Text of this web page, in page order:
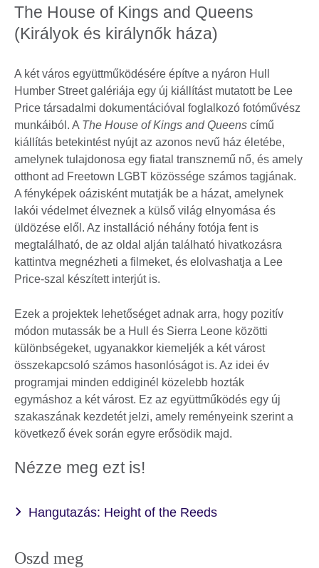
The House of Kings and Queens
(Királyok és királynők háza)
A két város együttműködésére építve a nyáron Hull
Humber Street galériája egy új kiállítást mutatott be Lee
Price társadalmi dokumentációval foglalkozó fotóművész
munkáiból. A The House of Kings and Queens című
kiállítás betekintést nyújt az azonos nevű ház életébe,
amelynek tulajdonosa egy fiatal transznemű nő, és amely
otthont ad Freetown LGBT közössége számos tagjának.
A fényképek oázisként mutatják be a házat, amelynek
lakói védelmet élveznek a külső világ elnyomása és
üldözése elől. Az installáció néhány fotója fent is
megtalálható, de az oldal alján található hivatkozásra
kattintva megnézheti a filmeket, és elolvashatja a Lee
Price-szal készített interjút is.
Ezek a projektek lehetőséget adnak arra, hogy pozitív
módon mutassák be a Hull és Sierra Leone közötti
különbségeket, ugyanakkor kiemeljék a két várost
összekapcsoló számos hasonlóságot is. Az idei év
programjai minden eddiginél közelebb hozták
egymáshoz a két várost. Ez az együttműködés egy új
szakaszának kezdetét jelzi, amely reményeink szerint a
következő évek során egyre erősödik majd.
Nézze meg ezt is!
Hangutazás: Height of the Reeds
Oszd meg